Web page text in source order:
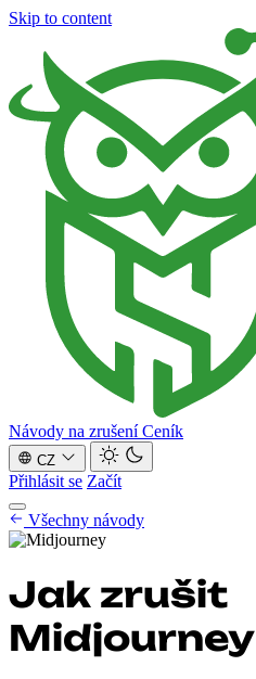
Skip to content
Návody na zrušeníCeník
CZ
Přihlásit se Začít
Návody na zrušení Ceník
CZ
Všechny návody
Jak zrušit
Midjourney